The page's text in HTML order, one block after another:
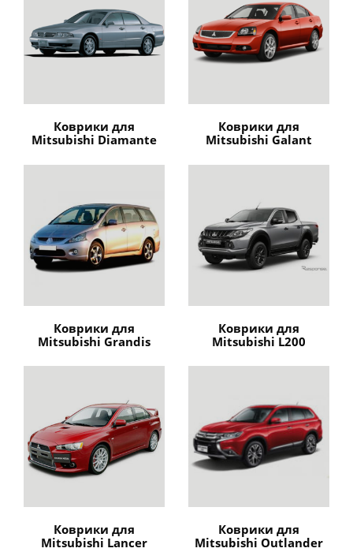
Коврики для
Mitsubishi Diamante
Коврики для
Mitsubishi Galant
Коврики для
Mitsubishi Grandis
Коврики для
Mitsubishi L200
Коврики для
Mitsubishi Lancer
Коврики для
Mitsubishi Outlander